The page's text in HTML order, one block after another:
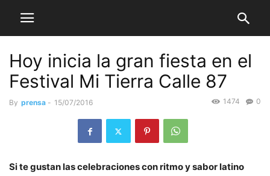
Hoy inicia la gran fiesta en el
Festival Mi Tierra Calle 87
By prensa - 15/07/2016 0
1474
Si te gustan las celebraciones con ritmo y sabor latino